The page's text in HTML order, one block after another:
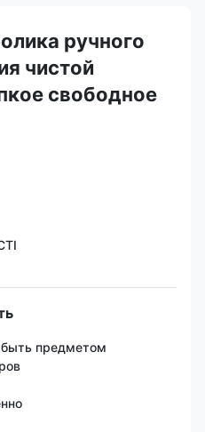
ручного
чистой
свободное
предметом